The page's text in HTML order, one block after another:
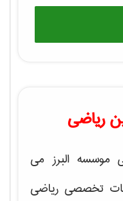
ریاضی
البرز می
تخصصی ریاضی